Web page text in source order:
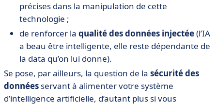
précises dans la manipulation de cette
technologie ;
de renforcer la qualité des données injectée(l’IA
a beau être intelligente, elle reste dépendante de
la data qu’on lui donne).
Se pose, par ailleurs, la question de la sécurité des
données servant à alimenter votre système
d’intelligence artificielle, d’autant plus si vous